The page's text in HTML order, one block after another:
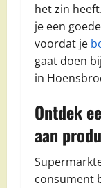
het zin
je een
voordat je
gaat doen
in
Ontdek
aan
consument